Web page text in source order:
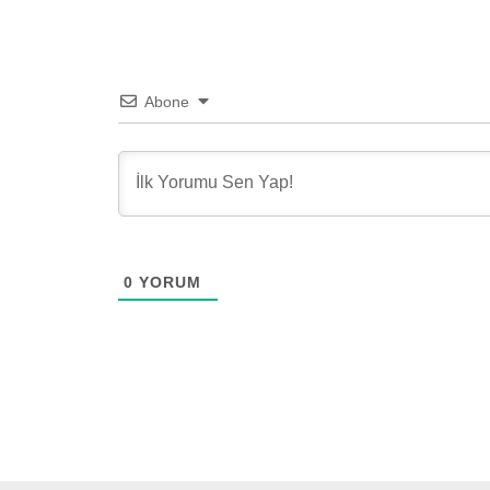
Abone
0 YORUM